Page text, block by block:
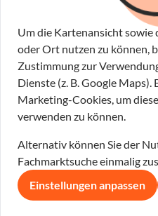
Um die Kartenansicht sowie
oder Ort nutzen zu können,
Zustimmung zur
Dienste (z. B. Google
Marketing-Cookies, um
verwenden zu können.
Alternativ können Sie der
Fachmarktsuche einmalig
Einstellungen anpassen